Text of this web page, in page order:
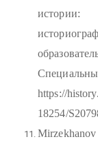
https://
18254/